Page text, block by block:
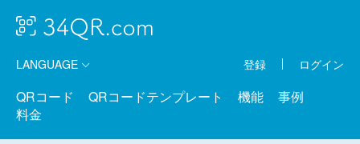
LANGUAGE 登録 ログイン
QRコード QRコードテンプレート 機能
事例
料金